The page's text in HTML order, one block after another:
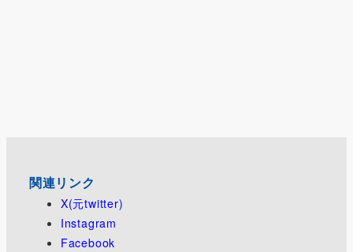
関連リンク
X(元twitter)
Instagram
Facebook